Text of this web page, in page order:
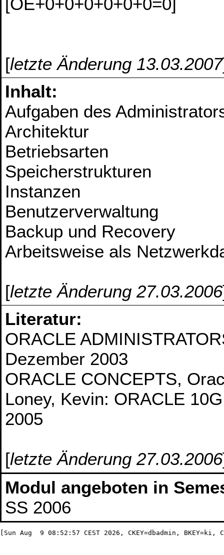
[letzte Änderung 13.03.2007
Inhalt:
Aufgaben des
Architektur
Betriebsarten
Speicherstrukturen
Instanzen
Benutzerverwaltung
Backup und Recovery
Arbeitsweise als
[letzte Änderung 27.03.2006
Literatur:
ORACLE
Dezember 2003
ORACLE CONCEPTS,
Loney, Kevin: ORACLE
2005
[letzte Änderung 27.03.2006
Modul angeboten in
SS 2006